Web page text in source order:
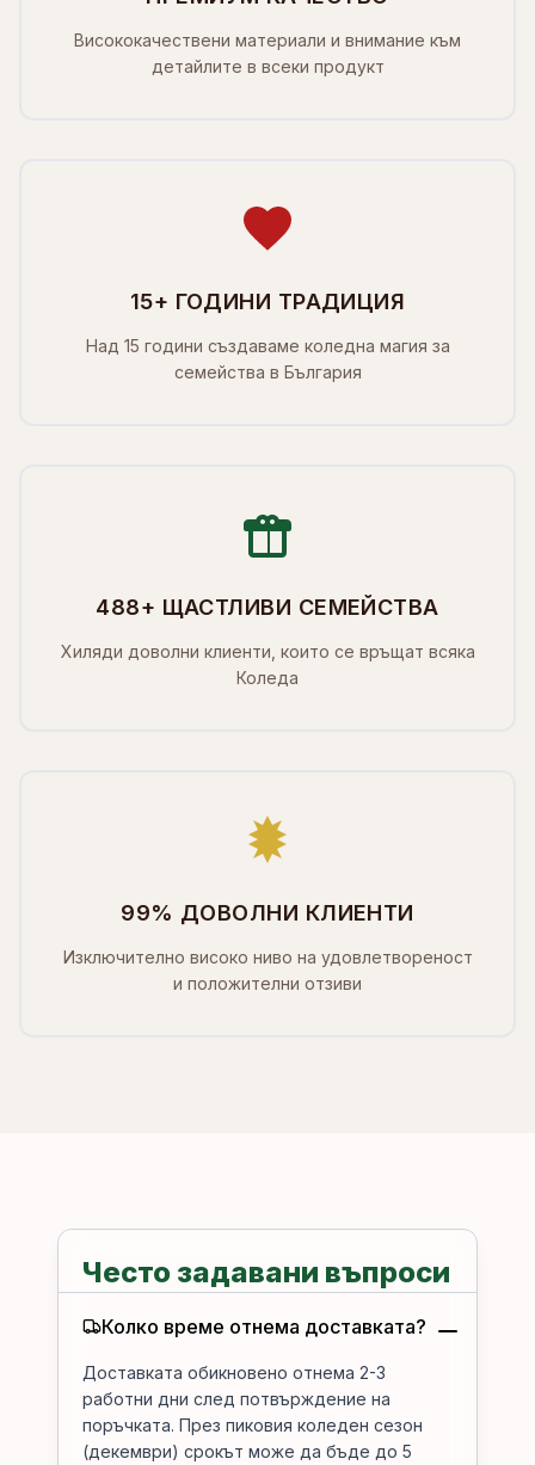
Висококачествени материали и внимание към
детайлите в всеки продукт
15+ ГОДИНИ ТРАДИЦИЯ
Над 15 години създаваме коледна магия за
семейства в България
488+ ЩАСТЛИВИ СЕМЕЙСТВА
Хиляди доволни клиенти, които се връщат всяка
Коледа
99% ДОВОЛНИ КЛИЕНТИ
Изключително високо ниво на удовлетвореност
и положителни отзиви
Често задавани въпроси
Колко време отнема доставката?
Доставката обикновено отнема 2-3
работни дни след потвърждение на
поръчката. През пиковия коледен сезон
(декември) срокът може да бъде до 5